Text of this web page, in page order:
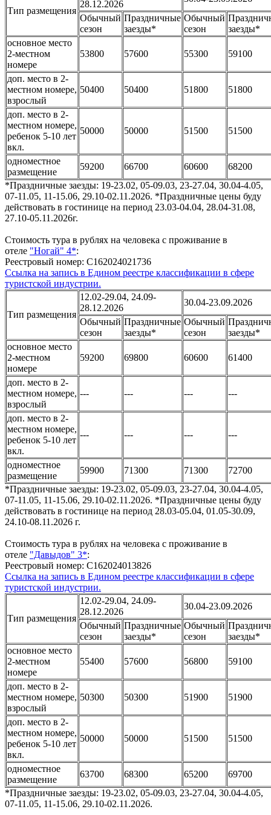
Тип размещения
28.12.2026
Обычный
сезон
Праздничные
заезды*
Обычный
сезон
заезды*
основное место
2-местном
номере
53800 57600 55300 59100
доп. место в 2-
местном номере,
взрослый
50400 50400 51800 51800
доп. место в 2-
местном номере,
ребенок 5-10 лет
вкл.
50000 50000 51500 51500
одноместное
размещение
59200 66700 60600
68200
*Праздничные заезды: 19-23.02, 05-09.03, 23-27.04, 30.04-4.05,
07-11.05, 11-15.06, 29.10-02.11.2026. *Праздничные цены буду
действовать в гостинице на период 23.03-04.04, 28.04-31.08,
27.10-05.11.2026г.
Стоимость тура в рублях на человека с проживание в
отеле "Ногай" 4*:
Реестровый номер: С162024021736
Ссылка на запись в Едином реестре классификации в сфере
туристской индустрии.
Тип размещения
12.02-29.04, 24.09-
28.12.2026
30.04-23.09.2026
Обычный
сезон
Праздничные
заезды*
Обычный
сезон
заезды*
основное место
2-местном
номере
59200 69800 60600 61400
доп. место в 2-
местном номере,
взрослый
--- --- --- ---
доп. место в 2-
местном номере,
ребенок 5-10 лет
вкл.
--- --- --- ---
одноместное
размещение
59900 71300 71300
72700
*Праздничные заезды: 19-23.02, 05-09.03, 23-27.04, 30.04-4.05,
07-11.05, 11-15.06, 29.10-02.11.2026. *Праздничные цены буду
действовать в гостинице на период 28.03-05.04, 01.05-30.09,
24.10-08.11.2026 г.
Стоимость тура в рублях на человека с проживание в
отеле "Давыдов" 3*:
Реестровый номер: С162024013826
Ссылка на запись в Едином реестре классификации в сфере
туристской индустрии.
Тип размещения
12.02-29.04, 24.09-
28.12.2026
30.04-23.09.2026
Обычный
сезон
Праздничные
заезды*
Обычный
сезон
заезды*
основное место
2-местном
номере
55400 57600 56800 59100
доп. место в 2-
местном номере,
взрослый
50300 50300 51900 51900
доп. место в 2-
местном номере,
ребенок 5-10 лет
вкл.
50000 50000 51500 51500
одноместное
размещение
63700 68300 65200
69700
*Праздничные заезды: 19-23.02, 05-09.03, 23-27.04, 30.04-4.05,
07-11.05, 11-15.06, 29.10-02.11.2026.